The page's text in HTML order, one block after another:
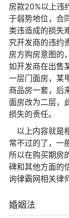
房款20%以上违
于弱势地位，合
类违造成的损失
究开发商的违约
房方购房意图的
如开发商在出售
一层门面房，某
商品房一套，后
面房改为二层，
损失的责任。
以上内容就是
常不过的了，一
所以在购买期房
碑和其他方面的
询律霸网相关律
婚姻法